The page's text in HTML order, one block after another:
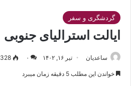
گردشگری و سفر
ایالت استرالیای جنوبی
ساعدیان تیر ۱۶, ۱۴۰۲ ۰ 328
خواندن این مطلب 5 دقیقه زمان میبرد